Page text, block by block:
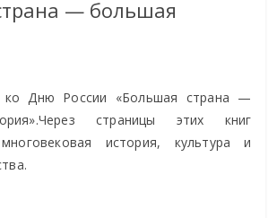
— большая
ко Дню России «Большая страна —
страницы этих книг
история, культура и